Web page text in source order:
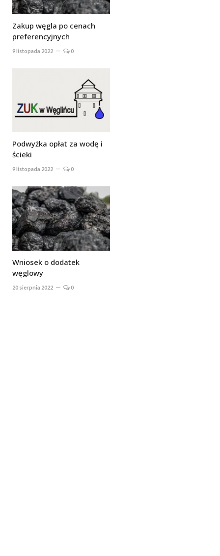
Zakup węgla po cenach
preferencyjnych
9 listopada 2022 0
Podwyżka opłat za wodę i
ścieki
9 listopada 2022 0
Wniosek o dodatek
węglowy
20 sierpnia 2022 0